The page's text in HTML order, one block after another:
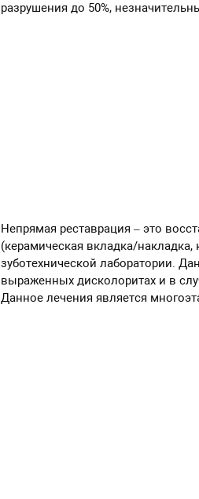
разрушения до 50%,
Непрямая реставрация – это
(керамическая вкладка/
зуботехнической лаборатории.
выраженных дисколоритах и в
Данное лечения является